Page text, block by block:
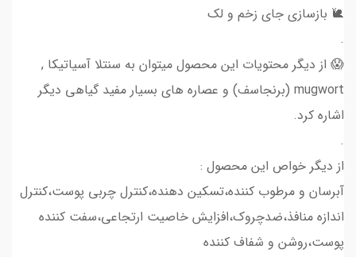
🐌 بازسازی جای زخم و لک
.
😱 از دیگر محتویات این محصول میتوان به سنتلا آسیاتیکا ,
mugwort (برنجاسف) و عصاره های بسیار مفید گیاهی دیگر
اشاره کرد.
.
از دیگر خواص این محصول :
آبرسان و مرطوب کننده،تسکین دهنده،کنترل چربی پوست،کنترل
اندازه منافذ،ضدچروک،افزایش خاصیت ارتجاعی،سفت کننده
پوست،روشن و شفاف کننده